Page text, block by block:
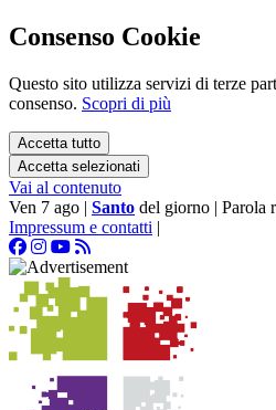
Consenso Cookie
Questo sito utilizza servizi di terze
consenso. Scopri di più
Accetta tutto
Accetta selezionati
Vai al contenuto
Ven 7 ago | Santo del giorno | Parola
Impressum e contatti |